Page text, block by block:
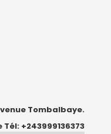
Tombalbaye.
+243999136373